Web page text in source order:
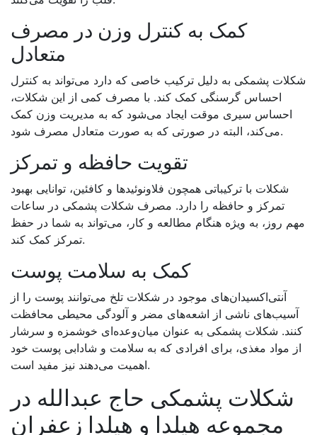
کمک به کنترل وزن در مصرف
متعادل
شکلات پشمکی به دلیل ترکیب خاصی که دارد می‌تواند به کنترل
احساس گرسنگی کمک کند. با مصرف کمی از این شکلات،
احساس سیری موقت ایجاد می‌شود که به مدیریت وزن کمک
می‌کند، البته در صورتی که به صورت متعادل مصرف شود.
تقویت حافظه و تمرکز
شکلات با ترکیباتی همچون فلاونوئیدها و کافئین، توانایی بهبود
تمرکز و حافظه را دارد. مصرف شکلات پشمکی در ساعات
مهم روز، به ویژه هنگام مطالعه و کار، می‌تواند به شما در حفظ
تمرکز کمک کند.
کمک به سلامت پوست
آنتی‌اکسیدان‌های موجود در شکلات تلخ می‌توانند پوست را از
آسیب‌های ناشی از اشعه‌های مضر و آلودگی محیطی محافظت
کنند. شکلات پشمکی به عنوان میان‌وعده‌ای خوشمزه و سرشار
از مواد مغذی، برای افرادی که به سلامت و شادابی پوست خود
اهمیت می‌دهند نیز مفید است.
شکلات پشمکی حاج عبدالله در
مجموعه هیلدا و هیلدا زعفران